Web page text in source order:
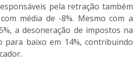
pela retração também
média de -8%. Mesmo com a
a desoneração de impostos na
para baixo em 14%, contribuindo